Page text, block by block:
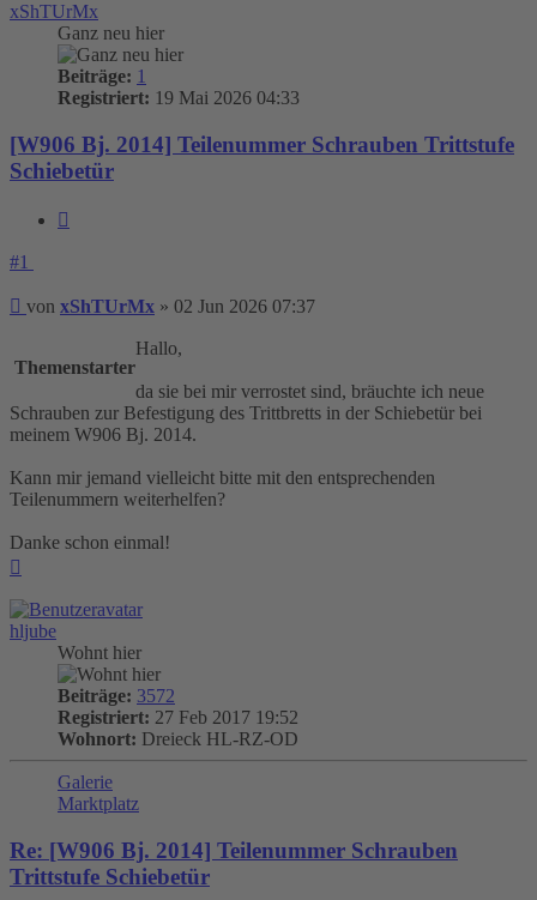
xShTUrMx
Ganz neu hier
Beiträge: 1
Registriert: 19 Mai 2026 04:33
[W906 Bj. 2014] Teilenummer Schrauben Trittstufe
Schiebetür
#1
Beitrag
von xShTUrMx » 02 Jun 2026 07:37
Themenstarter
Hallo,
da sie bei mir verrostet sind, bräuchte ich neue
Schrauben zur Befestigung des Trittbretts in der Schiebetür bei
meinem W906 Bj. 2014.
Kann mir jemand vielleicht bitte mit den entsprechenden
Teilenummern weiterhelfen?
Danke schon einmal!
hljube
Wohnt hier
Beiträge: 3572
Registriert: 27 Feb 2017 19:52
Wohnort: Dreieck HL-RZ-OD
Galerie
Marktplatz
Re: [W906 Bj. 2014] Teilenummer Schrauben
Trittstufe Schiebetür